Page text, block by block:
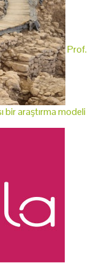
Prof.
bir araştırma modeli